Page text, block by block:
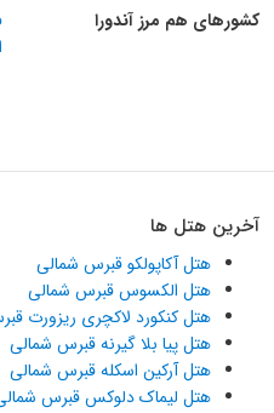
کشورهای هم مرز آندورا
آخرین هتل ها
هتل آکاپولکو قبرس شمالی
هتل الکسوس قبرس شمالی
هتل کنکورد لاکچری ریزورت
هتل پیا بلا گیرنه قبرس شمالی
هتل آرکین اسکله قبرس شمالی
هتل لیماک دلوکس قبرس